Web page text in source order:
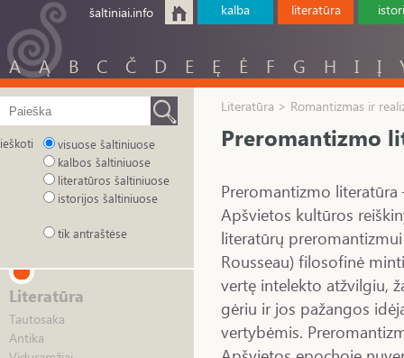
šaltiniai.info kalba literatūra
A Ą B C Č D E Ę Ė F G H I Į
ieškoti
visuose šaltiniuose
kalbos šaltiniuose
literatūros šaltiniuose
istorijos šaltiniuose
tik antraštėse
Literatūra
Tautosaka
Antika
Literatūra > Romantizmas ir
Preromantizmo
Preromantizmo literatūra
Apšvietos kultūros
literatūrų preromantizmui
Rousseau) filosofinė
vertę intelekto atžvilgiu,
gėriu ir jos pažangos
vertybėmis.